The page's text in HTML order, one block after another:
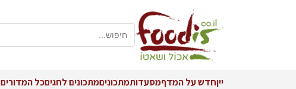
ייןחדש על המדףמסעדותמתכוניםמתכונים לחגיםכל המדורים